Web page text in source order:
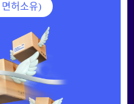
면허소유)